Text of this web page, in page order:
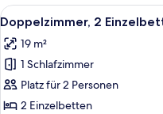
Alle
Fotos
für
Doppelzimmer,
2 Einzelbetten
anzeigen
3
Doppelzimmer, 2
19 m²
1 Schlafzimmer
Platz für 2 Personen
2 Einzelbetten